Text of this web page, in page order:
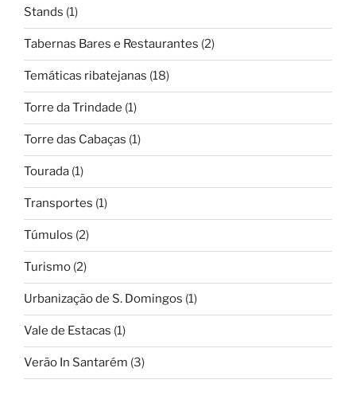
Stands (1)
Tabernas Bares e Restaurantes (2)
Temáticas ribatejanas (18)
Torre da Trindade (1)
Torre das Cabaças (1)
Tourada (1)
Transportes (1)
Túmulos (2)
Turismo (2)
Urbanização de S. Domingos (1)
Vale de Estacas (1)
Verão In Santarém (3)